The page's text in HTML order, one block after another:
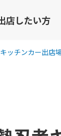
店したい方
ッチンカー出店